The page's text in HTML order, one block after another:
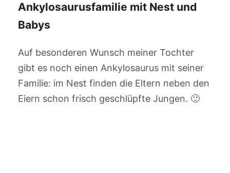
Ankylosaurusfamilie mit Nest und
Babys
Auf besonderen Wunsch meiner Tochter
gibt es noch einen Ankylosaurus mit seiner
Familie: im Nest finden die Eltern neben den
Eiern schon frisch geschlüpfte Jungen. 🙂